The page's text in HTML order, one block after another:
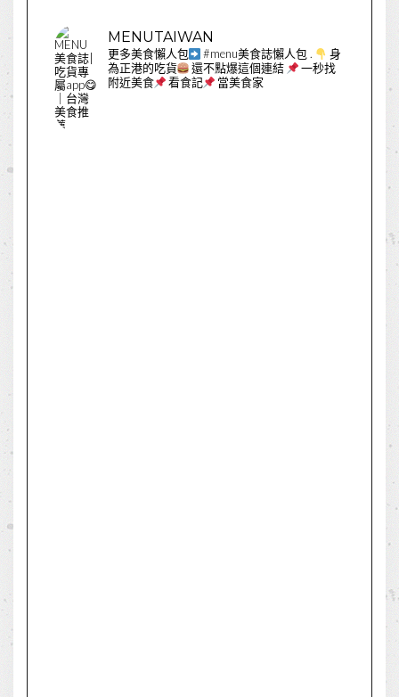
MENUTAIWAN
更多美食懶人包 #menu美食誌懶人包.
身
為正港的吃貨
還不點爆這個連結
一秒找
附近美食
看食記 當美食家